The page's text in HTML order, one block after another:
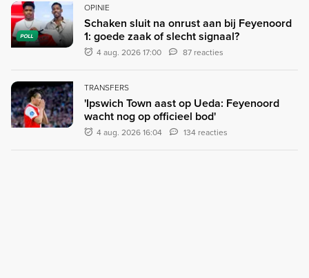
POLL
OPINIE
Schaken sluit na onrust aan bij Feyenoord
1: goede zaak of slecht signaal?
4 aug. 2026 17:00 87 reacties
TRANSFERS
'Ipswich Town aast op Ueda: Feyenoord
wacht nog op officieel bod'
4 aug. 2026 16:04 134 reacties